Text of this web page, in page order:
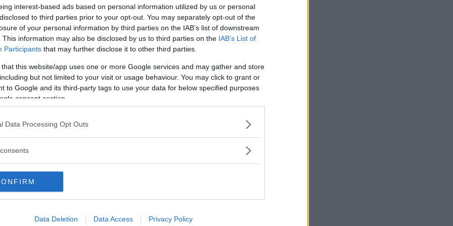
interest-based ads based on personal information utilized by us or personal
to third parties prior to your opt-out. You may separately opt-out of the
of your personal information by third parties on the IAB’s list of downstream
This information may also be disclosed by us to third parties on the IAB’s List of
Participants that may further disclose it to other third parties.
that this website/app uses one or more Google services and may gather and store
but not limited to your visit or usage behaviour. You may click to grant or
to Google and its third-party tags to use your data for below specified purposes
consent section.
Data Processing Opt Outs
Data Deletion Data Access Privacy Policy
nu.
kunder som får bli våra ambassadörer.